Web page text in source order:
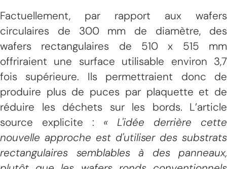
Factuellement, par rapport aux wafers
circulaires de 300 mm de diamètre, des
wafers rectangulaires de 510 x 515 mm
offriraient une surface utilisable environ 3,7
fois supérieure. Ils permettraient donc de
produire plus de puces par plaquette et de
réduire les déchets sur les bords. L’article
source explicite : « L'idée derrière cette
nouvelle approche est d'utiliser des substrats
rectangulaires semblables à des panneaux,